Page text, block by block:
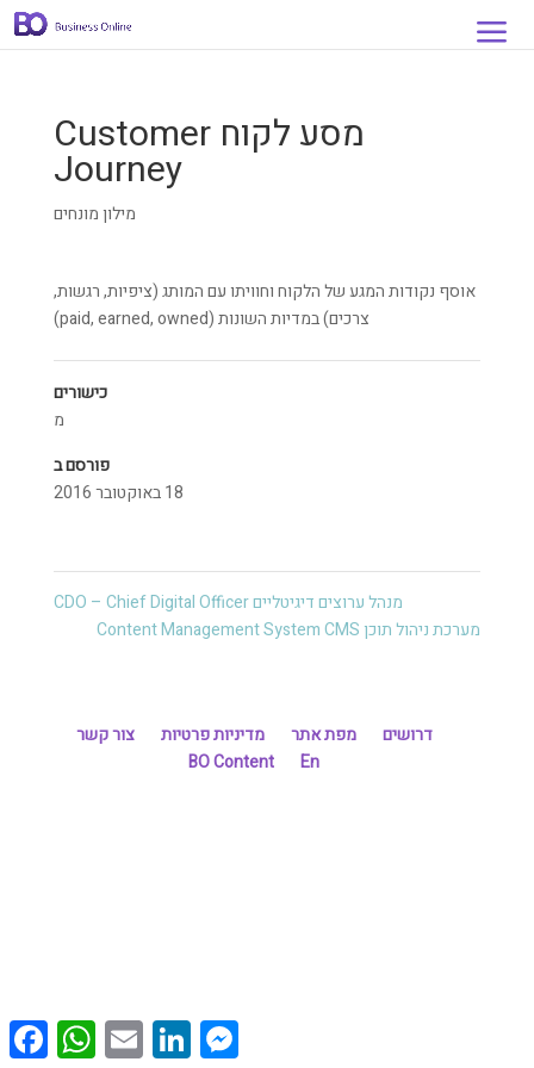
מסע לקוח Customer
Journey
מילון מונחים
אוסף נקודות המגע של הלקוח וחוויתו עם המותג (ציפיות, רגשות,
צרכים) במדיות השונות (paid, earned, owned)
כישורים
מ
פורסם ב
18 באוקטובר 2016
מנהל ערוצים דיגיטליים CDO – Chief Digital Officer
מערכת ניהול תוכן Content Management System CMS
דרושים מפת אתר מדיניות פרטיות
צור קשר
En
BO Content
WhatsApp EmailLinkedIn
Messenger